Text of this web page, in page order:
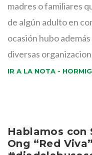
madres o familiares
de algún adulto en
ocasión hubo
diversas
IR A LA NOTA -
Hablamos con
Ong “Red Viva”